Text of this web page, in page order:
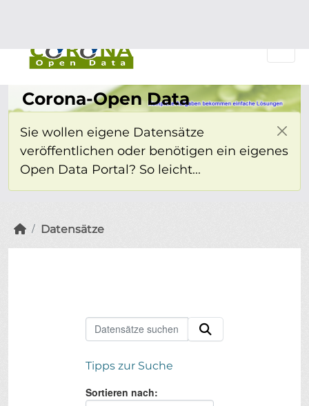
Corona-Open Data
Sie wollen eigene Datensätze
veröffentlichen oder benötigen ein eigenes
Open Data Portal? So leicht...
Datensätze
Tipps zur Suche
Sortieren nach